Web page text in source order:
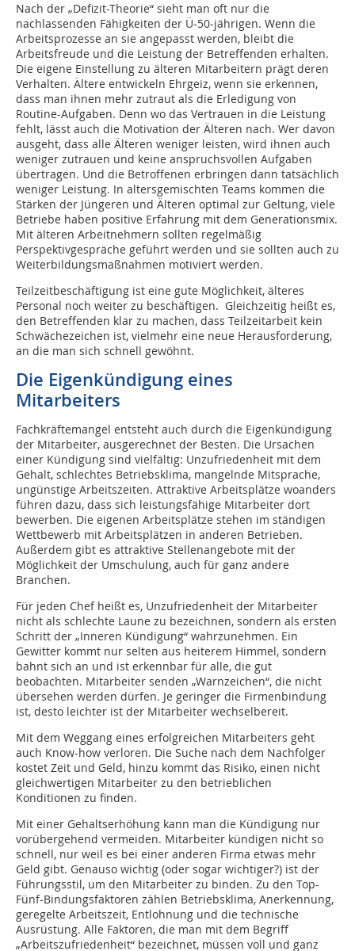
Nach der „Defizit-Theorie“ sieht man oft nur die
nachlassenden Fähigkeiten der Ü-50-jährigen. Wenn die
Arbeitsprozesse an sie angepasst werden, bleibt die
Arbeitsfreude und die Leistung der Betreffenden erhalten.
Die eigene Einstellung zu älteren Mitarbeitern prägt deren
Verhalten. Ältere entwickeln Ehrgeiz, wenn sie erkennen,
dass man ihnen mehr zutraut als die Erledigung von
Routine-Aufgaben. Denn wo das Vertrauen in die Leistung
fehlt, lässt auch die Motivation der Älteren nach. Wer davon
ausgeht, dass alle Älteren weniger leisten, wird ihnen auch
weniger zutrauen und keine anspruchsvollen Aufgaben
übertragen. Und die Betroffenen erbringen dann tatsächlich
weniger Leistung. In altersgemischten Teams kommen die
Stärken der Jüngeren und Älteren optimal zur Geltung, viele
Betriebe haben positive Erfahrung mit dem Generationsmix.
Mit älteren Arbeitnehmern sollten regelmäßig
Perspektivgespräche geführt werden und sie sollten auch zu
Weiterbildungsmaßnahmen motiviert werden.
Teilzeitbeschäftigung ist eine gute Möglichkeit, älteres
Personal noch weiter zu beschäftigen. Gleichzeitig heißt es,
den Betreffenden klar zu machen, dass Teilzeitarbeit kein
Schwächezeichen ist, vielmehr eine neue Herausforderung,
an die man sich schnell gewöhnt.
Die Eigenkündigung eines
Mitarbeiters
Fachkräftemangel entsteht auch durch die Eigenkündigung
der Mitarbeiter, ausgerechnet der Besten. Die Ursachen
einer Kündigung sind vielfältig: Unzufriedenheit mit dem
Gehalt, schlechtes Betriebsklima, mangelnde Mitsprache,
ungünstige Arbeitszeiten. Attraktive Arbeitsplätze woanders
führen dazu, dass sich leistungsfähige Mitarbeiter dort
bewerben. Die eigenen Arbeitsplätze stehen im ständigen
Wettbewerb mit Arbeitsplätzen in anderen Betrieben.
Außerdem gibt es attraktive Stellenangebote mit der
Möglichkeit der Umschulung, auch für ganz andere
Branchen.
Für jeden Chef heißt es, Unzufriedenheit der Mitarbeiter
nicht als schlechte Laune zu bezeichnen, sondern als ersten
Schritt der „Inneren Kündigung“ wahrzunehmen. Ein
Gewitter kommt nur selten aus heiterem Himmel, sondern
bahnt sich an und ist erkennbar für alle, die gut
beobachten. Mitarbeiter senden „Warnzeichen“, die nicht
übersehen werden dürfen. Je geringer die Firmenbindung
ist, desto leichter ist der Mitarbeiter wechselbereit.
Mit dem Weggang eines erfolgreichen Mitarbeiters geht
auch Know-how verloren. Die Suche nach dem Nachfolger
kostet Zeit und Geld, hinzu kommt das Risiko, einen nicht
gleichwertigen Mitarbeiter zu den betrieblichen
Konditionen zu finden.
Mit einer Gehaltserhöhung kann man die Kündigung nur
vorübergehend vermeiden. Mitarbeiter kündigen nicht so
schnell, nur weil es bei einer anderen Firma etwas mehr
Geld gibt. Genauso wichtig (oder sogar wichtiger?) ist der
Führungsstil, um den Mitarbeiter zu binden. Zu den Top-
Fünf-Bindungsfaktoren zählen Betriebsklima, Anerkennung,
geregelte Arbeitszeit, Entlohnung und die technische
Ausrüstung. Alle Faktoren, die man mit dem Begriff
„Arbeitszufriedenheit“ bezeichnet, müssen voll und ganz